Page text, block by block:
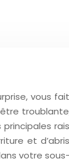
vous
et
votre